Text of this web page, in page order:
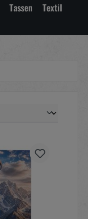
Tassen
Textil